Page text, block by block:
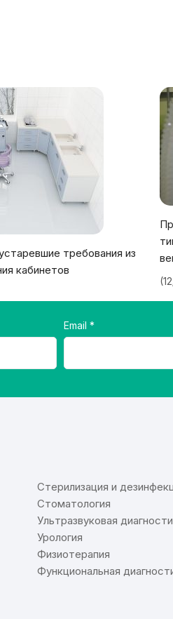
требования из
кабинетов
Email
Стерилизация и
Стоматология
Ультразвуковая
Урология
Физиотерапия
Функциональная